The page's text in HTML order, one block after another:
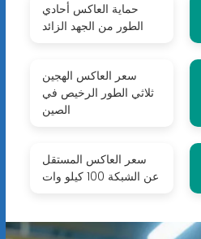
حماية العاكس أحادي
الطور من الجهد الزائد
سعر العاكس الهجين
ثلاثي الطور الرخيص في
الصين
سعر العاكس المستقل
عن الشبكة 100 كيلو وات